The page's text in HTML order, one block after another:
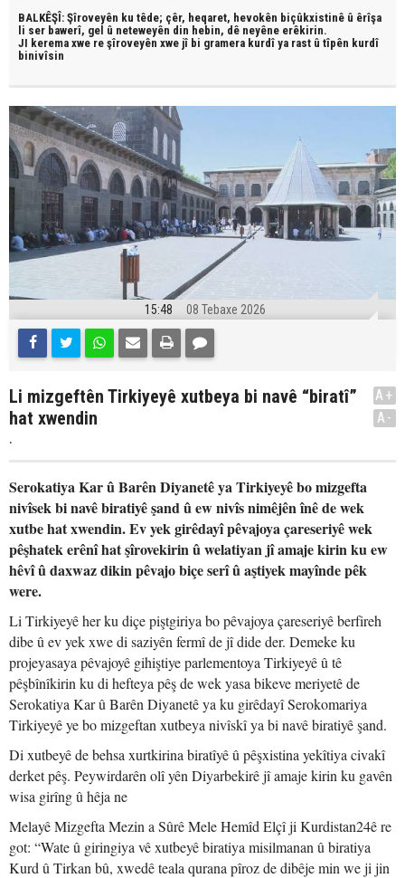
BALKÊŞÎ: Şîroveyên ku têde; çêr, heqaret, hevokên biçûkxistinê û êrîşa
li ser bawerî, gel û neteweyên din hebin, dê neyêne erêkirin.
JI kerema xwe re şîroveyên xwe jî bi gramera kurdî ya rast û tîpên kurdî
binivîsin
15:48 08 Tebaxe 2026
Li mizgeftên Tirkiyeyê xutbeya bi navê “biratî”
hat xwendin
.
A+
A-
Serokatiya Kar û Barên Diyanetê ya Tirkiyeyê bo mizgefta
nivîsek bi navê biratiyê şand û ew nivîs nimêjên înê de wek
xutbe hat xwendin. Ev yek girêdayî pêvajoya çareseriyê wek
pêşhatek erênî hat şîrovekirin û welatiyan jî amaje kirin ku ew
hêvî û daxwaz dikin pêvajo biçe serî û aştiyek mayînde pêk
were.
Li Tirkiyeyê her ku diçe piştgiriya bo pêvajoya çareseriyê berfireh
dibe û ev yek xwe di saziyên fermî de jî dide der. Demeke ku
projeyasaya pêvajoyê gihiştiye parlementoya Tirkiyeyê û tê
pêşbînîkirin ku di hefteya pêş de wek yasa bikeve meriyetê de
Serokatiya Kar û Barên Diyanetê ya ku girêdayî Serokomariya
Tirkiyeyê ye bo mizgeftan xutbeya nivîskî ya bi navê biratiyê şand.
Di xutbeyê de behsa xurtkirina biratîyê û pêşxistina yekîtiya civakî
derket pêş. Peywirdarên olî yên Diyarbekirê jî amaje kirin ku gavên
wisa girîng û hêja ne
Melayê Mizgefta Mezin a Sûrê Mele Hemîd Elçî ji Kurdistan24ê re
got: “Wate û giringiya vê xutbeyê biratiya misilmanan û biratiya
Kurd û Tirkan bû, xwedê teala qurana pîroz de dibêje min we ji jin